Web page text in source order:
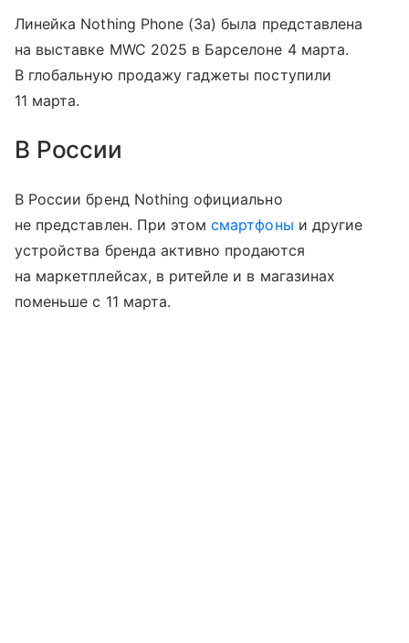
Линейка Nothing Phone (3a) была представлена
на выставке MWC 2025 в Барселоне 4 марта.
В глобальную продажу гаджеты поступили
11 марта.
В России
В России бренд Nothing официально
не представлен. При этомсмартфоны и другие
устройства бренда активно продаются
на маркетплейсах, в ритейле и в магазинах
поменьше с 11 марта.